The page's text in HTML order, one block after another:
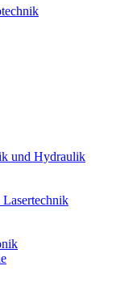
und Hydraulik